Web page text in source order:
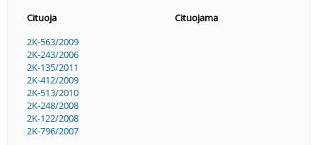
Cituoja
Cituojama
2K-563/2009
2K-243/2006
2K-135/2011
2K-412/2009
2K-513/2010
2K-248/2008
2K-122/2008
2K-796/2007